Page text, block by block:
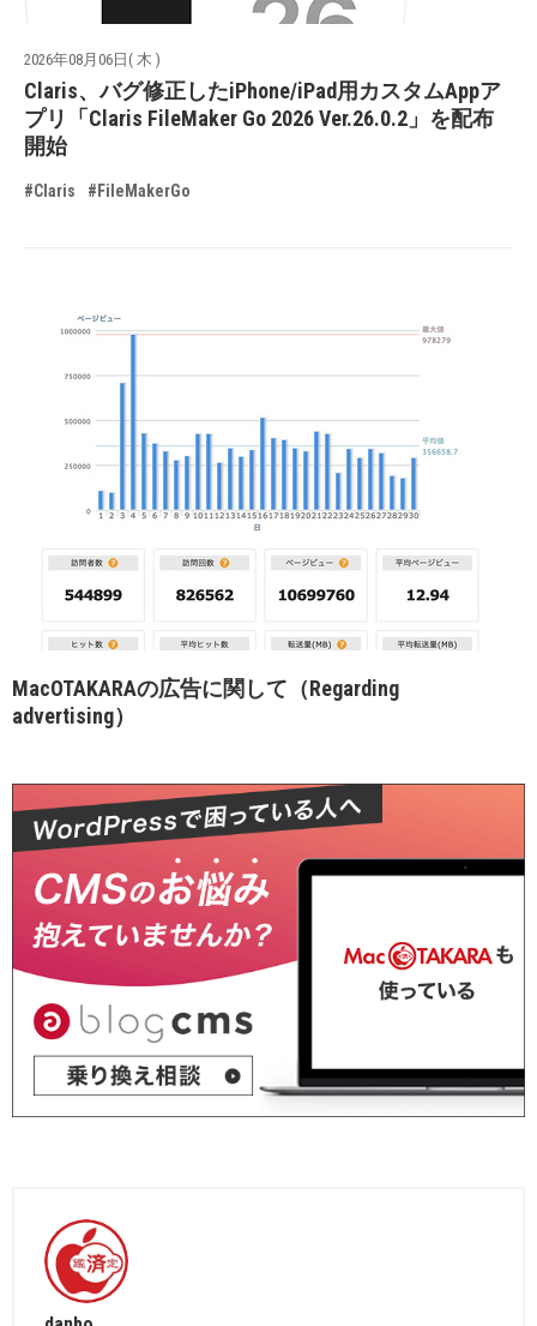
2026年08月06日( 木 )
Claris、バグ修正したiPhone/iPad用カスタムAppア
プリ「Claris FileMaker Go 2026 Ver.26.0.2」を配布
開始
#Claris #FileMakerGo
MacOTAKARAの広告に関して（Regarding
advertising）